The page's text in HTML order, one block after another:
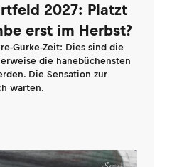
2027: Platzt
erst im Herbst?
Gurke-Zeit: Dies sind die
die hanebüchensten
Die Sensation zur
warten.